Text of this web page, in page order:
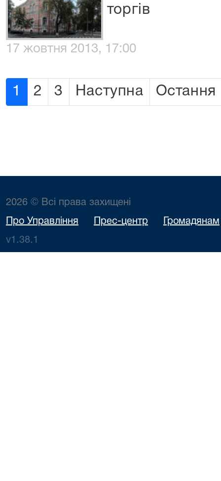
торгів
17 жовтня 2013, 17:00
1 2 3 Наступна Остання
2026 © Всі права захищені
Про Управління Прес-центр Громадянам
v1.38.1